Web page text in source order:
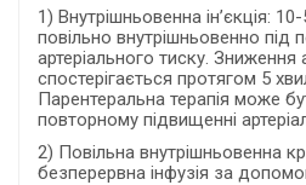
1) Внутрішньовенна ін’єкція:
повільно внутрішньовенно під
артеріального тиску. Зниження
спостерігається протягом 5
Парентеральна терапія може
повторному підвищенні
2) Повільна внутрішньовенна
безперервна інфузія за